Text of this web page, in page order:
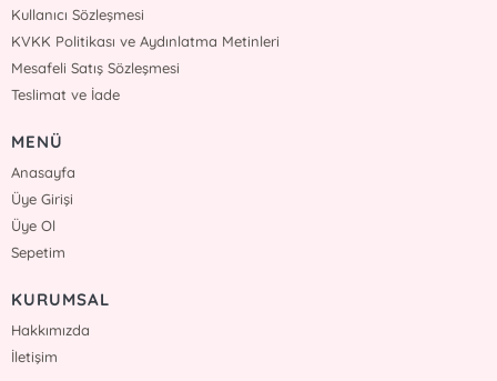
Kullanıcı Sözleşmesi
KVKK Politikası ve Aydınlatma Metinleri
Mesafeli Satış Sözleşmesi
Teslimat ve İade
MENÜ
Anasayfa
Üye Girişi
Üye Ol
Sepetim
KURUMSAL
Hakkımızda
İletişim